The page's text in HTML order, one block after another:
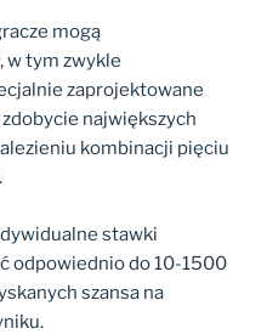
mogą
w tym zwykle
zaprojektowane
największych
kombinacji pięciu
stawki
odpowiednio do 10-1500
szansa na